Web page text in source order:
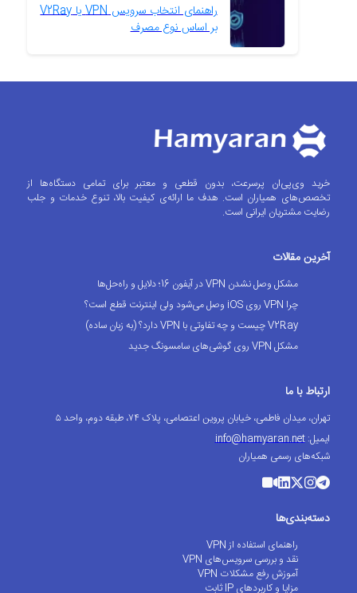
راهنمای انتخاب سرویس VPN یا V2Ray
بر اساس نوع مصرف
خرید وی‌پی‌ان پرسرعت، بدون قطعی و معتبر برای تمامی دستگاه‌ها از
تخصص‌های همیاران است. هدف ما ارائه‌ی کیفیت بالا، تنوع خدمات و جلب
رضایت مشتریان ایرانی است.
آخرین مقالات
مشکل وصل نشدن VPN در آیفون 16؛ دلایل و راه‌حل‌ها
چرا VPN روی iOS وصل می‌شود ولی اینترنت قطع است؟
V2Ray چیست و چه تفاوتی با VPN دارد؟ (به زبان ساده)
مشکل VPN روی گوشی‌های سامسونگ جدید
ارتباط با ما
تهران، میدان فاطمی، خیابان پروین اعتصامی، پلاک ۷۴، طبقه دوم، واحد ۵
ایمیل:info@hamyaran.net
شبکه‌های رسمی همیاران
دسته‌بندی‌ها
راهنمای استفاده از VPN
نقد و بررسی سرویس‌های VPN
آموزش رفع مشکلات VPN
مزایا و کاربردهای IP ثابت